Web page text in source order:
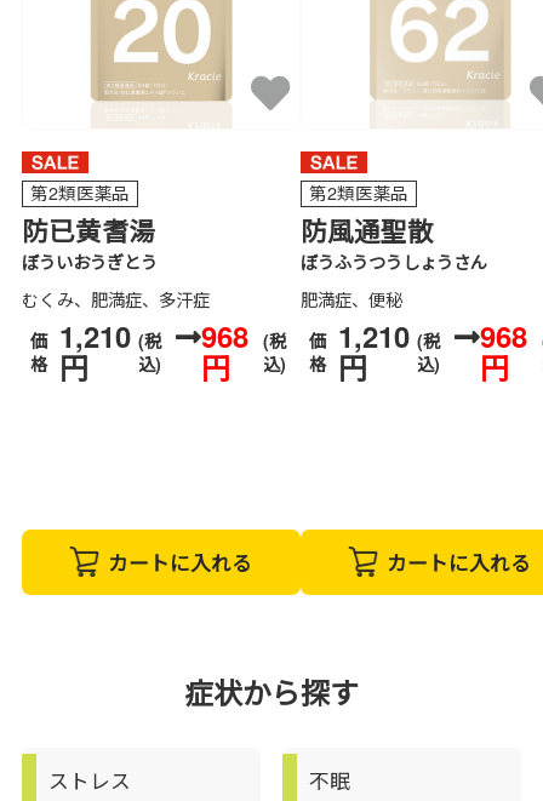
防已黄耆湯
ぼういおうぎとう
第2類医薬品
むくみ、肥満症、多汗症
価
格
1,210
円
(税
込)
968
円
(税
込)
カートに入れる
防風通聖散
ぼうふうつうしょうさん
第2類医薬品
肥満症、便秘
価
格
1,210
円
(税
込)
968
円
カートに入れる
症状から探す
ストレス 不眠